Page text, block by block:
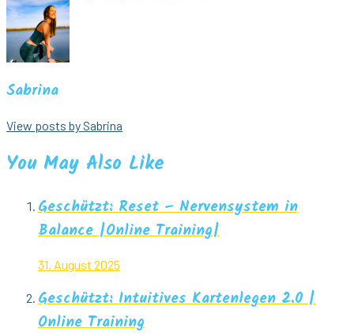
Sabrina
View posts by Sabrina
You May Also Like
Geschützt: Reset – Nervensystem in
Balance |Online Training|
31. August 2025
Geschützt: Intuitives Kartenlegen 2.0 |
Online Training